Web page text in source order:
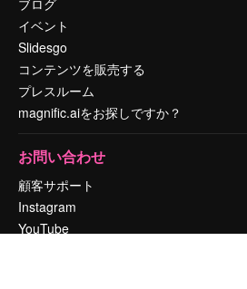
ブログ
イベント
Slidesgo
コンテンツを販売する
プレスルーム
magnific.aiをお探しですか？
お問い合わせ
顧客サポート
Instagram
YouTube